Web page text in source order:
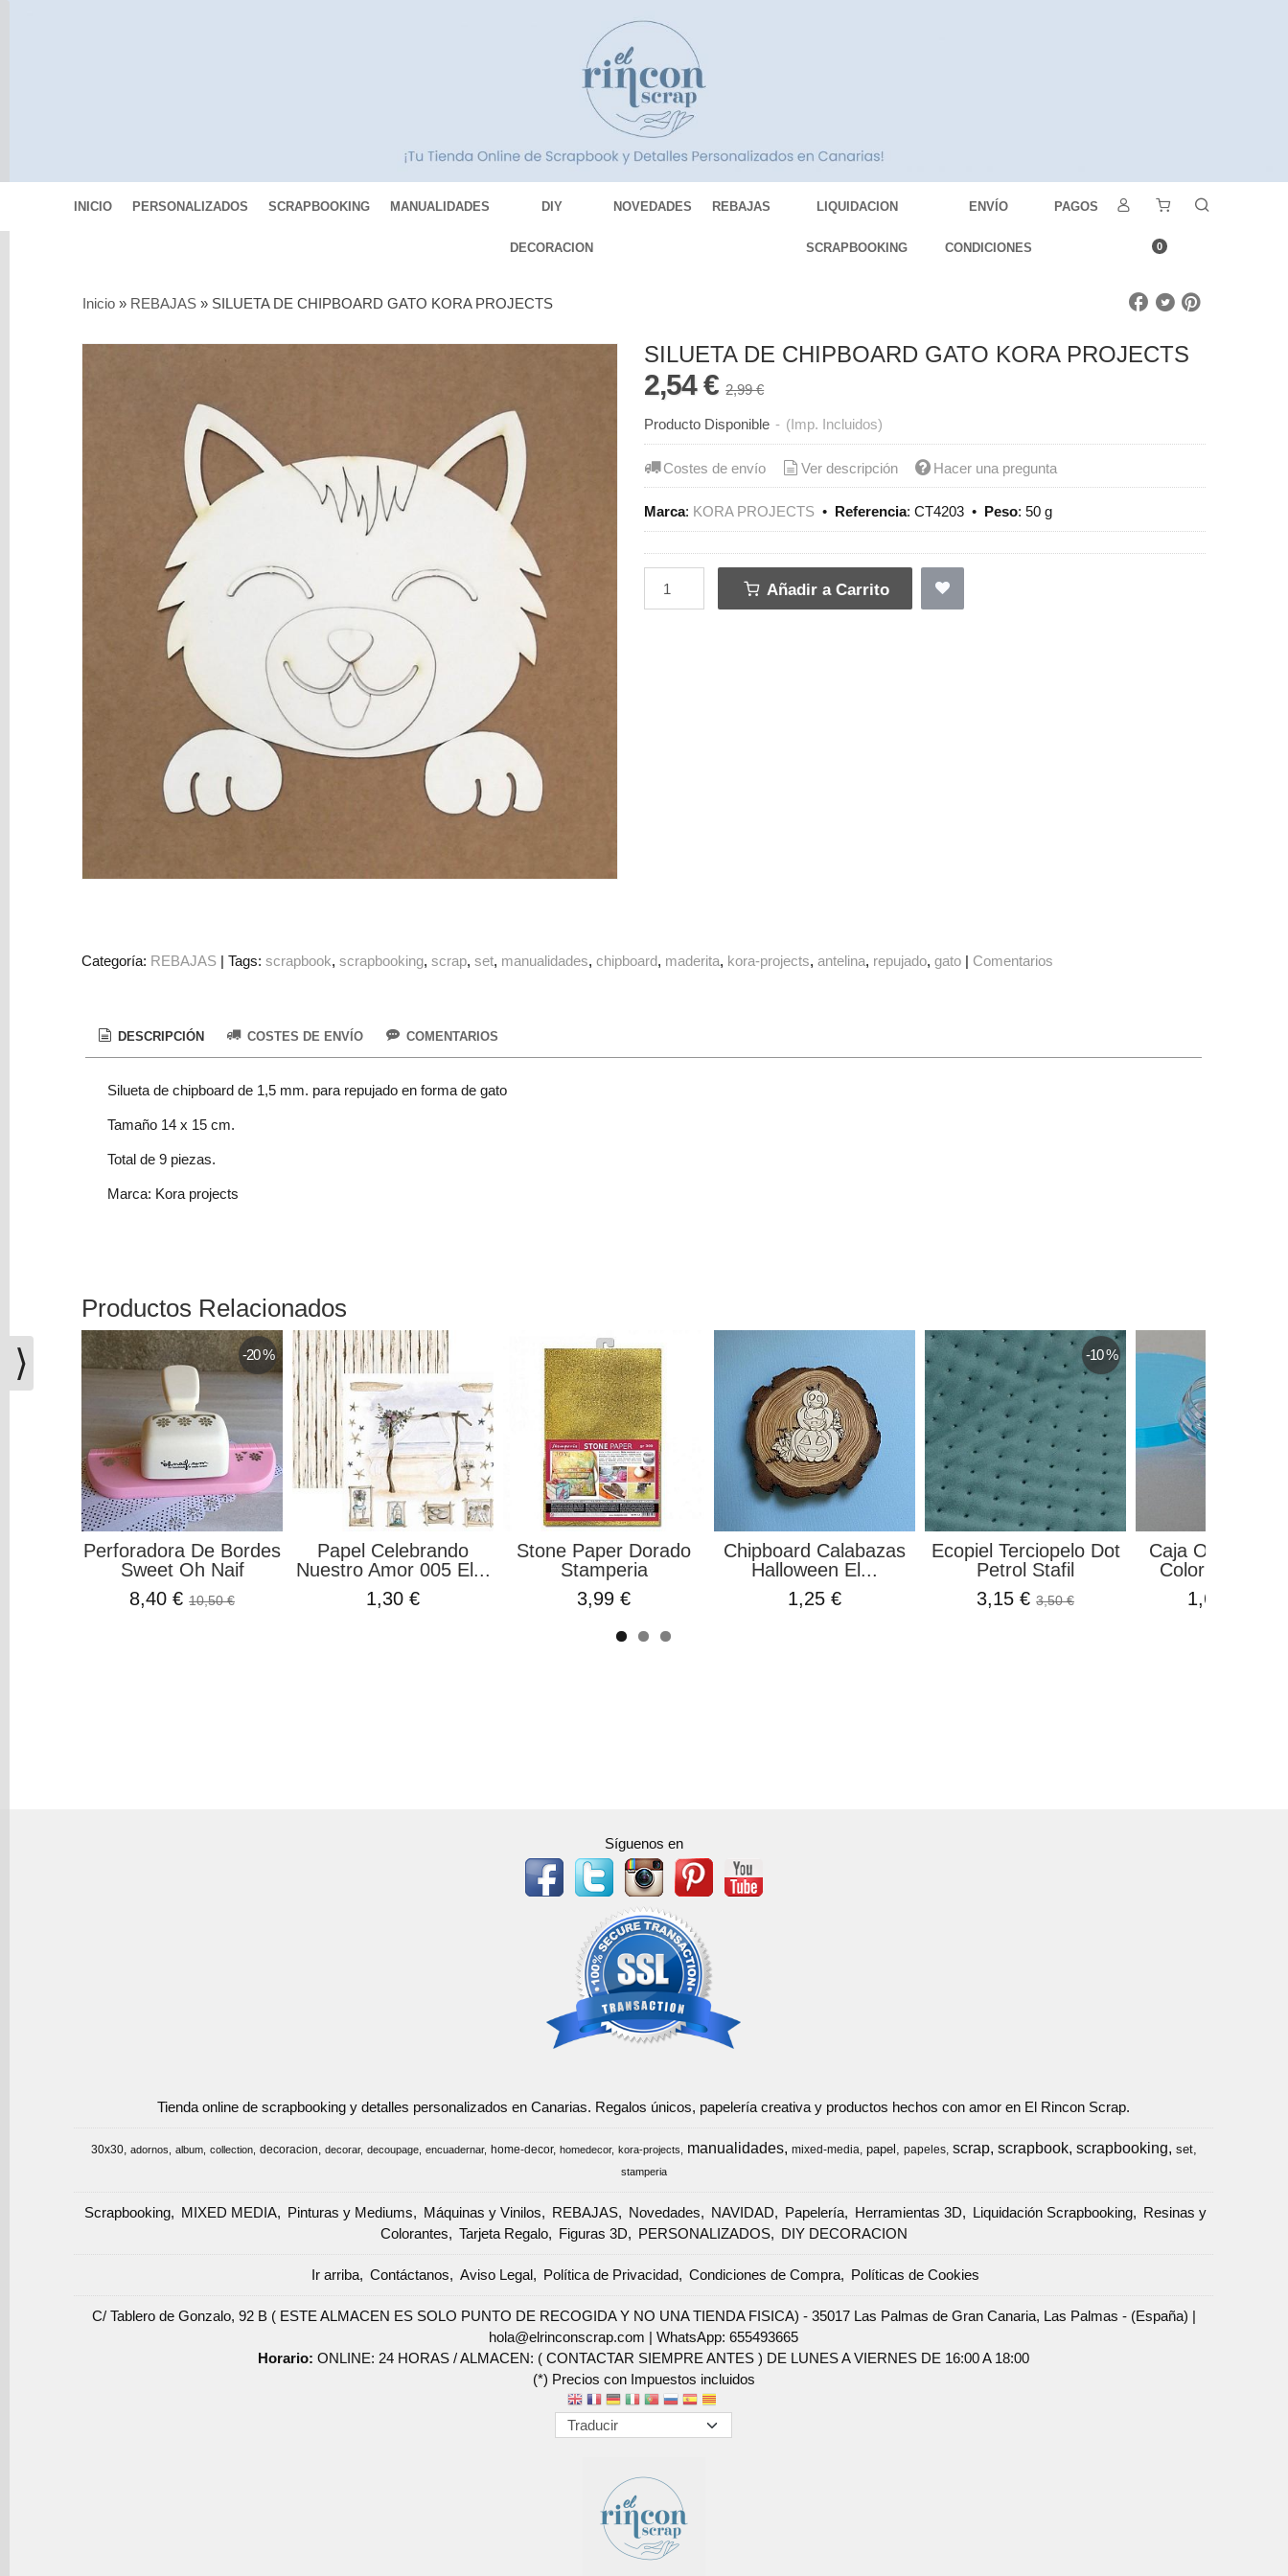
INICIO PERSONALIZADOS SCRAPBOOKING MANUALIDADES DIY
DECORACION
NOVEDADES REBAJAS LIQUIDACION
SCRAPBOOKING
ENVÍO
CONDICIONES
PAGOS
0
Figuras
Marcas
(0)
carrito
vacío
Redes
Sociales
Instagram
Inicio » REBAJAS » SILUETA DE CHIPBOARD GATO KORA PROJECTS
SILUETA DE CHIPBOARD GATO KORA PROJECTS
2,54 €2,99 €
Producto Disponible - (Imp. Incluidos)
Costes de envío Ver descripción Hacer una pregunta
Marca: KORA PROJECTS • Referencia:CT4203 • Peso:50 g
Añadir a Carrito
Categoría: REBAJAS |Tags:scrapbook scrapbooking scrap set manualidades chipboard maderita kora-projects antelina repujado gato | Comentarios
DESCRIPCIÓN COSTES DE ENVÍO COMENTARIOS
Silueta de chipboard de 1,5 mm. para repujado en forma de gato
Tamaño 14 x 15 cm.
Total de 9 piezas.
Marca: Kora projects
Productos Relacionados
-20 %
Perforadora De Bordes
Sweet Oh Naif
8,40 €10,50 €
Papel Celebrando
Nuestro Amor 005 El...
1,30 €
Stone Paper Dorado
Stamperia
3,99 €
Chipboard Calabazas
Halloween El...
1,25 €
-10 %
Ecopiel Terciopelo Dot
Petrol Stafil
3,15 €3,50 €
Caja Ojales
Color Azul
1,69 €
Síguenos en
Tienda online de scrapbooking y detalles personalizados en Canarias. Regalos únicos, papelería creativa y productos hechos con amor en El Rincon Scrap.
30x30 adornos album collection decoracion decorar decoupage encuadernar home-decor homedecor kora-projects manualidades mixed-media papel papeles scrap scrapbook scrapbooking set
stamperia
Scrapbooking MIXED MEDIA Pinturas y Mediums Máquinas y Vinilos REBAJAS Novedades NAVIDAD Papelería Herramientas 3D Liquidación Scrapbooking
Resinas y
Colorantes
Tarjeta Regalo Figuras 3D PERSONALIZADOS DIY DECORACION
Ir arriba Contáctanos Aviso Legal Política de Privacidad Condiciones de Compra Políticas de Cookies
C/ Tablero de Gonzalo, 92 B ( ESTE ALMACEN ES SOLO PUNTO DE RECOGIDA Y NO UNA TIENDA FISICA) - 35017 Las Palmas de Gran Canaria, Las Palmas - (España) |
hola@elrinconscrap.com |WhatsApp: 655493665
Horario:ONLINE: 24 HORAS / ALMACEN: ( CONTACTAR SIEMPRE ANTES ) DE LUNES A VIERNES DE 16:00 A 18:00
(*) Precios con Impuestos incluidos
⟩